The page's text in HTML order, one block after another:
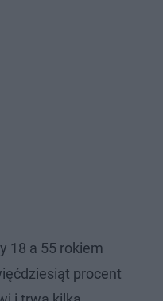
18 a 55 rokiem
procent